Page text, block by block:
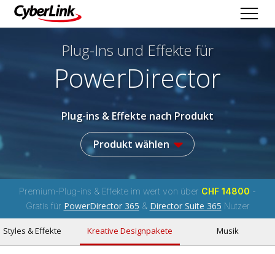
Plug-Ins und Effekte für
PowerDirector
Plug-ins & Effekte nach Produkt
Produkt wählen
Premium-Plug-ins & Effekte im wert von über CHF 14800 -
Gratis für PowerDirector 365 & Director Suite 365 Nutzer
Styles & Effekte Kreative Designpakete Musik